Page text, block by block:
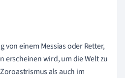
von einem Messias oder Retter,
erscheinen wird, um die Welt zu
als auch im